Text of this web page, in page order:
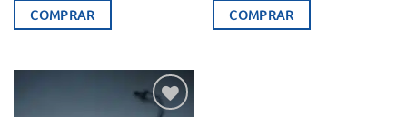
COMPRAR
original
era:
COMPRAR